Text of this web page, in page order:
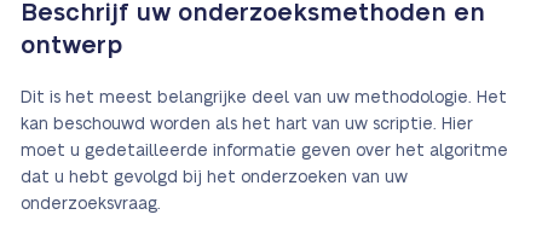
Beschrijf uw onderzoeksmethoden en
ontwerp
Dit is het meest belangrijke deel van uw methodologie. Het
kan beschouwd worden als het hart van uw scriptie. Hier
moet u gedetailleerde informatie geven over het algoritme
dat u hebt gevolgd bij het onderzoeken van uw
onderzoeksvraag.